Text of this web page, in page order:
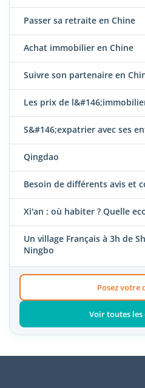
Passer sa retraite en Chine
Achat immobilier en Chine
Suivre son partenaire en
Les prix de
S&#146;expatrier avec ses
Qingdao
Besoin de différents avis et
Xi'an : où habiter ? Quelle
Un village Français à 3h de
Ningbo
Posez votre
Voir toutes les